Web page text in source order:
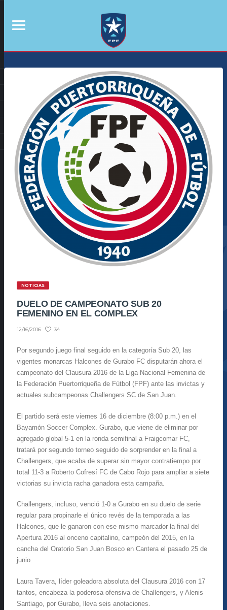
NOTICIAS
DUELO DE CAMPEONATO SUB 20
FEMENINO EN EL COMPLEX
12/16/2016 34
Por segundo juego final seguido en la categoría Sub 20, las
vigentes monarcas Halcones de Gurabo FC disputarán ahora el
campeonato del Clausura 2016 de la Liga Nacional Femenina de
la Federación Puertorriqueña de Fútbol (FPF) ante las invictas y
actuales subcampeonas Challengers SC de San Juan.
El partido será este viernes 16 de diciembre (8:00 p.m.) en el
Bayamón Soccer Complex. Gurabo, que viene de eliminar por
agregado global 5-1 en la ronda semifinal a Fraigcomar FC,
tratará por segundo torneo seguido de sorprender en la final a
Challengers, que acaba de superar sin mayor contratiempo por
total 11-3 a Roberto Cofresí FC de Cabo Rojo para ampliar a siete
victorias su invicta racha ganadora esta campaña.
Challengers, incluso, venció 1-0 a Gurabo en su duelo de serie
regular para propinarle el único revés de la temporada a las
Halcones, que le ganaron con ese mismo marcador la final del
Apertura 2016 al onceno capitalino, campeón del 2015, en la
cancha del Oratorio San Juan Bosco en Cantera el pasado 25 de
junio.
Laura Tavera, líder goleadora absoluta del Clausura 2016 con 17
tantos, encabeza la poderosa ofensiva de Challengers, y Alenis
Santiago, por Gurabo, lleva seis anotaciones.